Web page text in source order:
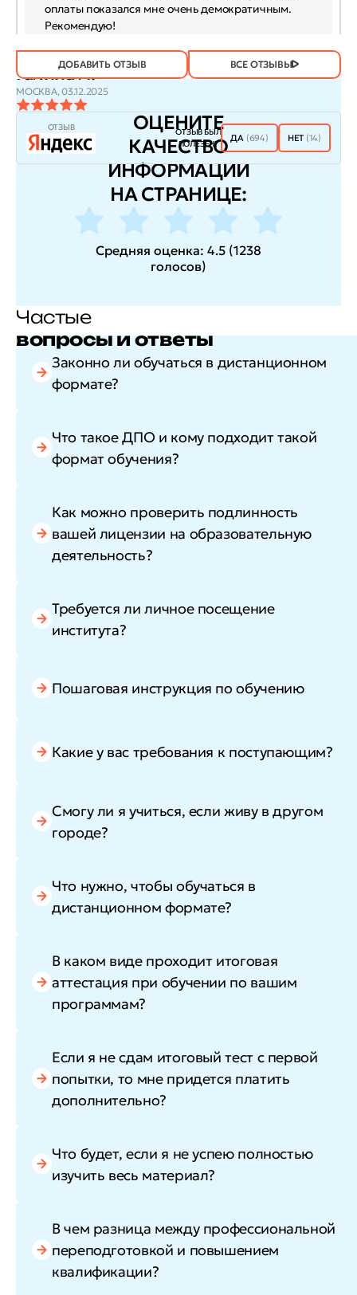
оплаты показался мне очень демократичным.
Рекомендую!
Галина Л.
МОСКВА,03.12.2025
ОТЗЫВ
ОТЗЫВ БЫЛ
ПОЛЕЗЕН?
ДА (694) НЕТ (14)
ДОБАВИТЬ ОТЗЫВ ВСЕ ОТЗЫВЫ
ОЦЕНИТЕ
КАЧЕСТВО
ИНФОРМАЦИИ
НА СТРАНИЦЕ:
Средняя оценка: 4.5 (1238
голосов)
Частые
вопросы и ответы
Законно ли обучаться в дистанционном
формате?
Что такое ДПО и кому подходит такой
формат обучения?
Как можно проверить подлинность
вашей лицензии на образовательную
деятельность?
Требуется ли личное посещение
института?
Пошаговая инструкция по обучению
Какие у вас требования к поступающим?
Смогу ли я учиться, если живу в другом
городе?
Что нужно, чтобы обучаться в
дистанционном формате?
В каком виде проходит итоговая
аттестация при обучении по вашим
программам?
Если я не сдам итоговый тест с первой
попытки, то мне придется платить
дополнительно?
Что будет, если я не успею полностью
изучить весь материал?
В чем разница между профессиональной
переподготовкой и повышением
квалификации?